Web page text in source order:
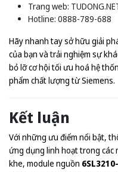
Trang web:
Hotline: 0888-789-688
Hãy nhanh tay sở hữu giải
của bạn và trải nghiệm sự
bỏ lỡ cơ hội tối ưu hoá hệ
phẩm chất lượng từ Siemens.
Kết luận
Với những ưu điểm nổi bật,
ứng dụng linh hoạt trong các
khe, module nguồn